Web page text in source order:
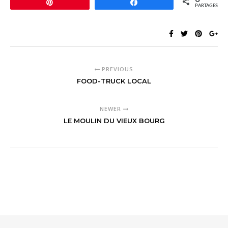
PARTAGES
PREVIOUS
FOOD-TRUCK LOCAL
NEWER
LE MOULIN DU VIEUX BOURG